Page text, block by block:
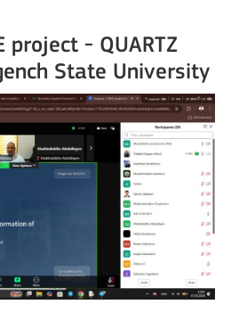
project - QUARTZ
State University